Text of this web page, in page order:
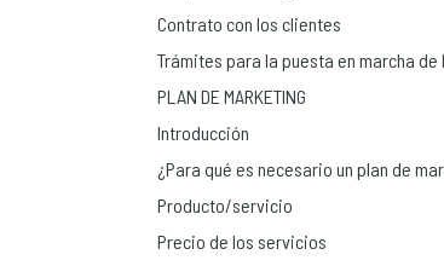
Contrato con los clientes
Trámites para la puesta en marcha de
PLAN DE MARKETING
Introducción
¿Para qué es necesario un plan de
Producto/servicio
Precio de los servicios